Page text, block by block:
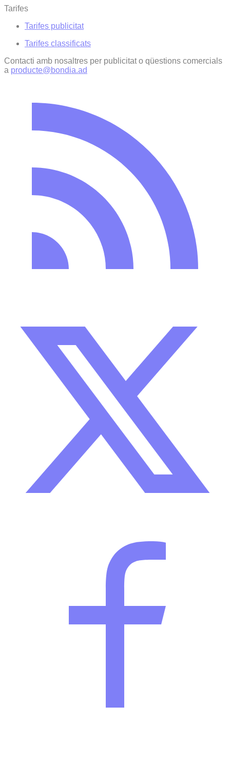
Tarifes
Tarifes publicitat
Tarifes classificats
Contacti amb nosaltres per publicitat o qüestions comercials
a producte@bondia.ad